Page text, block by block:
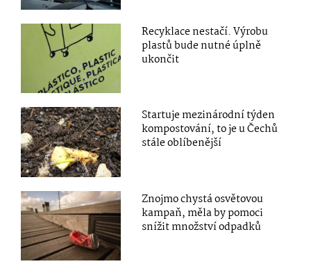
Recyklace nestačí. Výrobu
plastů bude nutné úplně
ukončit
Startuje mezinárodní týden
kompostování, to je u Čechů
stále oblíbenější
Znojmo chystá osvětovou
kampaň, měla by pomoci
snížit množství odpadků